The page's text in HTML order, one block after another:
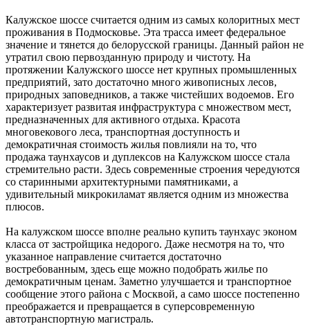
Калужское шоссе считается одним из самых колоритных мест
проживания в Подмосковье. Эта трасса имеет федеральное
значение и тянется до белорусской границы. Данный район не
утратил свою первозданную природу и чистоту. На
протяжении Калужского шоссе нет крупных промышленных
предприятий, зато достаточно много живописных лесов,
природных заповедников, а также чистейших водоемов. Его
характеризует развитая инфраструктура с множеством мест,
предназначенных для активного отдыха. Красота
многовекового леса, транспортная доступность и
демократичная стоимость жилья повлияли на то, что
продажа таунхаусов и дуплексов на Калужском шоссе стала
стремительно расти. Здесь современные строения чередуются
со старинными архитектурными памятниками, а
удивительный микрокиламат является одним из множества
плюсов.
На калужском шоссе вполне реально купить таунхаус эконом
класса от застройщика недорого. Даже несмотря на то, что
указанное направление считается достаточно
востребованным, здесь еще можно подобрать жилье по
демократичным ценам. Заметно улучшается и транспортное
сообщение этого района с Москвой, а само шоссе постепенно
преображается и превращается в суперсовременную
автотранспортную магистраль.